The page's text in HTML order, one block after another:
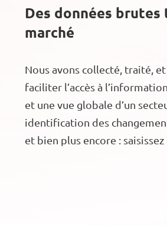
Des données
marché
Nous avons collecté, traité,
faciliter l’accès à
et une vue globale d’un
identification des
et bien plus encore :